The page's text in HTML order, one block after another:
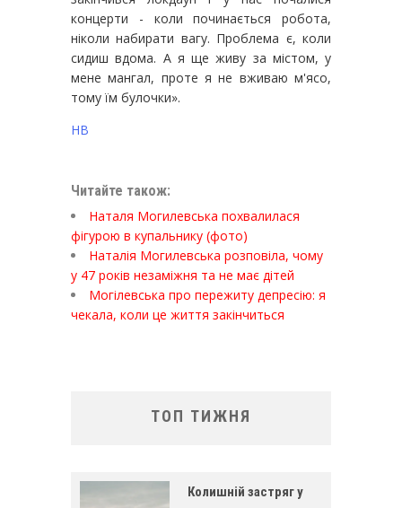
концерти - коли починається робота,
ніколи набирати вагу. Проблема є, коли
сидиш вдома. А я ще живу за містом, у
мене мангал, проте я не вживаю м'ясо,
тому їм булочки».
НВ
Читайте також:
Наталя Могилевська похвалилася
фігурою в купальнику (фото)
Наталія Могилевська розповіла, чому
у 47 років незаміжня та не має дітей
Могілевська про пережиту депресію: я
чекала, коли це життя закінчиться
ТОП ТИЖНЯ
Колишній застряг у